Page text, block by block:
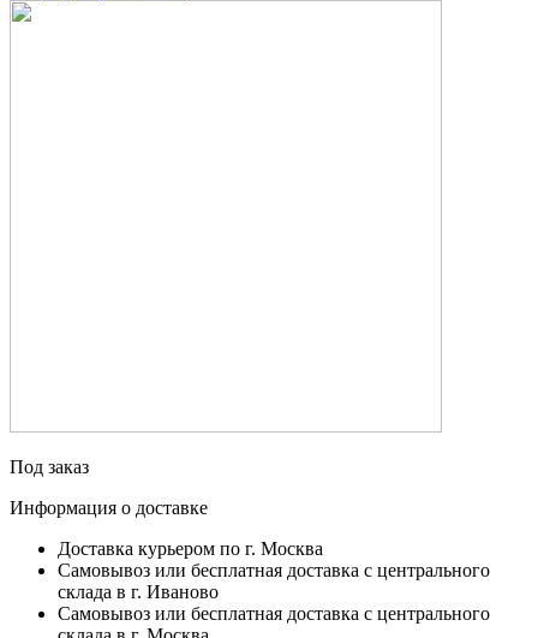
Под заказ
Информация о доставке
Доставка курьером по г. Москва
Самовывоз или бесплатная доставка с центрального
склада в г. Иваново
Самовывоз или бесплатная доставка с центрального